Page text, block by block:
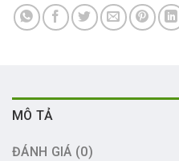
MÔ TẢ
ĐÁNH GIÁ (0)